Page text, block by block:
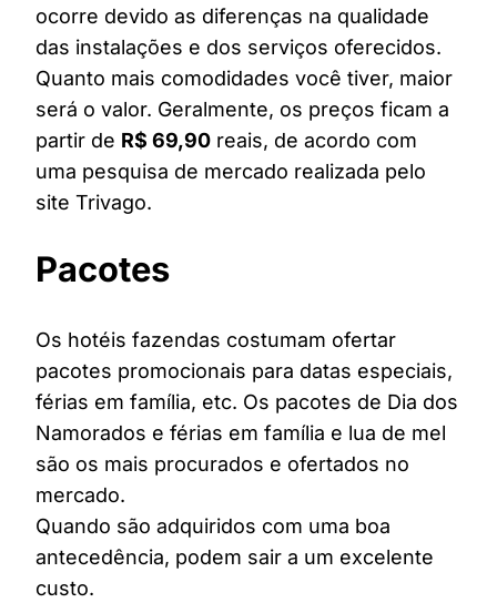
ocorre devido as diferenças na qualidade
das instalações e dos serviços oferecidos.
Quanto mais comodidades você tiver, maior
será o valor. Geralmente, os preços ficam a
partir de R$ 69,90 reais, de acordo com
uma pesquisa de mercado realizada pelo
site Trivago.
Pacotes
Os hotéis fazendas costumam ofertar
pacotes promocionais para datas especiais,
férias em família, etc. Os pacotes de Dia dos
Namorados e férias em família e lua de mel
são os mais procurados e ofertados no
mercado.
Quando são adquiridos com uma boa
antecedência, podem sair a um excelente
custo.